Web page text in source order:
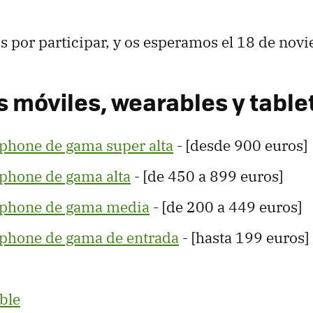
por participar, y os esperamos el 18 de
móviles, wearables y
de gama super alta - [desde 900 euros]
de gama alta - [de 450 a 899 euros]
de gama media - [de 200 a 449 euros]
de gama de entrada - [hasta 199 euros]